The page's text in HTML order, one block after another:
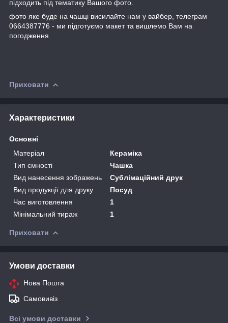
підходить під тематику Вашого фото.
фото яке буде на чашці висилайте нам у вайбер, телеграм
0664387776 - ми підготуємо макет та вишлемо Вам на
погодження
Приховати
Характеристики
Основні
Матеріал
Кераміка
Тип ємності
Чашка
Вид нанесення зображень
Сублімаційний друк
Вид продукції для друку
Посуд
Час виготовлення
1
Мінімальний тираж
1
Приховати
Умови доставки
Нова Пошта
Самовивіз
Всі умови доставки